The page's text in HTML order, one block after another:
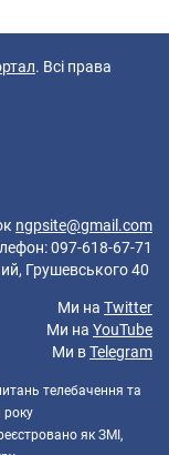
. Всі права
ngpsite@gmail.com
097-618-67-71
Грушевського 40
Ми на Twitter
Ми на YouTube
Ми вTelegram
телебачення та
року
як ЗМІ,